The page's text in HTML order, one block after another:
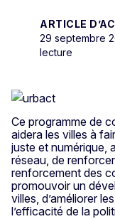
ARTICLE
29 septembre
lecture
Ce programme de
aidera les villes à
juste et numérique,
réseau, de
renforcement des
promouvoir un
villes, d’améliorer
l’efficacité de la